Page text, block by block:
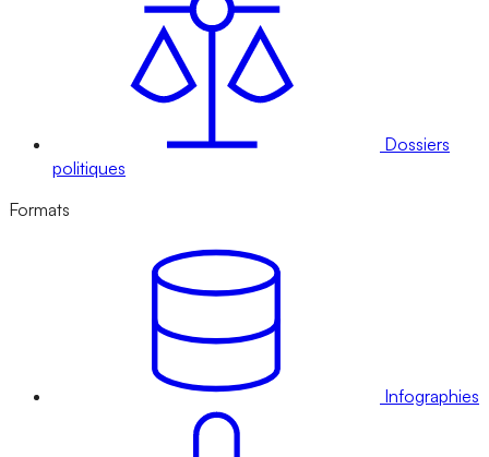
Dossiers
politiques
Formats
Infographies